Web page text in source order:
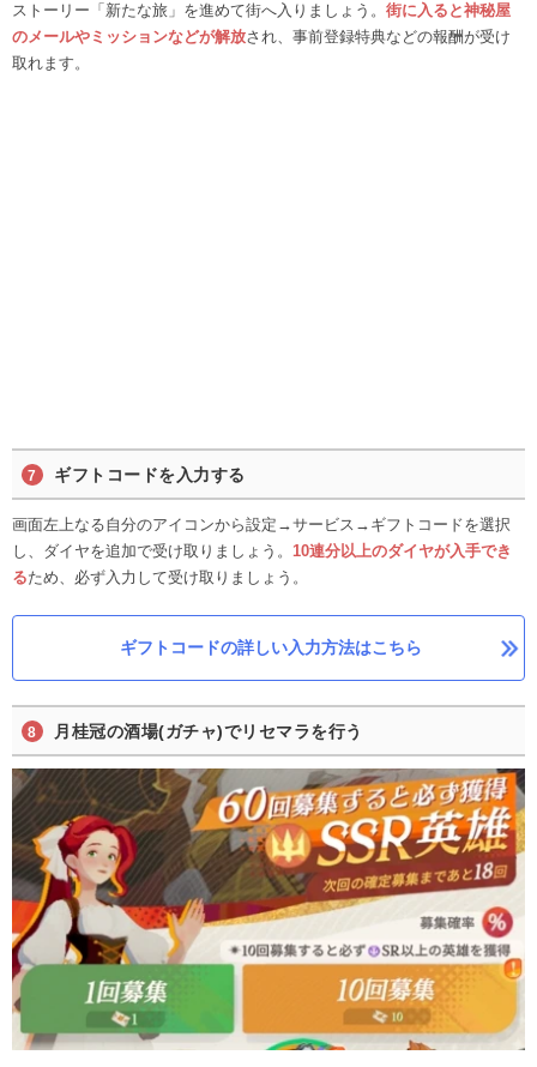
ストーリー「新たな旅」を進めて街へ入りましょう。 街に入ると神秘屋
のメールやミッションなどが解放され、事前登録特典などの報酬が受け
取れます。
ギフトコードを入力する
画面左上なる自分のアイコンから設定→サービス→ギフトコードを選択
し、ダイヤを追加で受け取りましょう。 10連分以上のダイヤが入手でき
るため、必ず入力して受け取りましょう。
ギフトコードの詳しい入力方法はこちら
月桂冠の酒場(ガチャ)でリセマラを行う